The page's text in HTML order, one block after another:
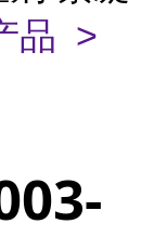
品 >